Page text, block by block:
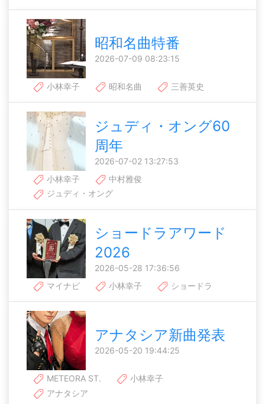
昭和名曲特番
2026-07-09 08:23:15
小林幸子 昭和名曲 三善英史
ジュディ・オング60
周年
2026-07-02 13:27:53
小林幸子
中村雅俊
ジュディ・オング
ショードラアワード
2026
2026-05-28 17:36:56
マイナビ
小林幸子 ショードラ
アナタシア新曲発表
2026-05-20 19:44:25
METEORA ST.
小林幸子
アナタシア